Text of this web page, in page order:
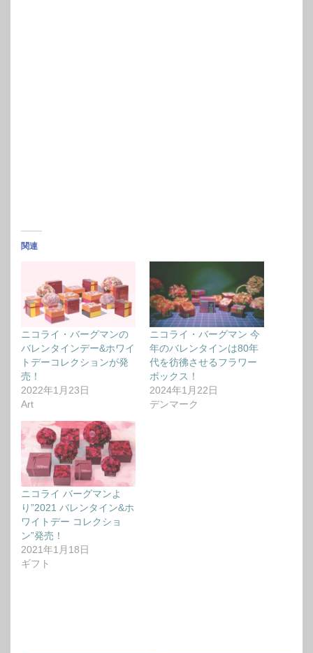
関連
ニコライ・バーグマンの
バレンタインデー&ホワイ
トデーコレクションが発
売！
2022年1月23日
Art
ニコライ・バーグマン 今
年のバレンタインは80年
代を彷彿させるフラワー
ボックス！
2024年1月22日
デンマーク
ニコライ バーグマンよ
り”2021 バレンタイン&ホ
ワイトデー コレクショ
ン”発売！
2021年1月18日
ギフト